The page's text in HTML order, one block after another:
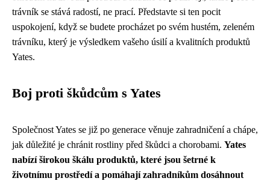
trávník se stává radostí, ne prací. Představte si ten pocit
uspokojení, když se budete procházet po svém hustém, zeleném
trávníku, který je výsledkem vašeho úsilí a kvalitních produktů
Yates.
Boj proti škůdcům s Yates
Společnost Yates se již po generace věnuje zahradničení a chápe,
jak důležité je chránit rostliny před škůdci a chorobami. Yates
nabízí širokou škálu produktů, které jsou šetrné k
životnímu prostředí a pomáhají zahradníkům dosáhnout